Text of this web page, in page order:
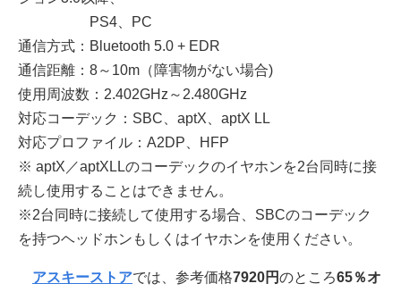
PS4、PC
通信方式：Bluetooth 5.0 + EDR
通信距離：8～10m（障害物がない場合)
使用周波数：2.402GHz～2.480GHz
対応コーデック：SBC、aptX、aptX LL
対応プロファイル：A2DP、HFP
※ aptX／aptXLLのコーデックのイヤホンを2台同時に接
続し使用することはできません。
※2台同時に接続して使用する場合、SBCのコーデック
を持つヘッドホンもしくはイヤホンを使用ください。
アスキーストアでは、参考価格7920円のところ65％オ